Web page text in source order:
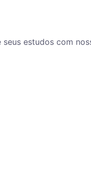
estudos com